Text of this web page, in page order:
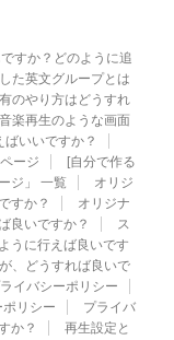
すか？どのように追
た英文グループとは
のやり方はどうすれ
楽再生のような画面
いいですか？
ージ
[自分で作る
ジ」 一覧
オリジ
すか？
オリジナ
良いですか？
ス
うに行えば良いです
、どうすれば良いで
イバシーポリシー
リシー
プライバ
か？ 再生設定と